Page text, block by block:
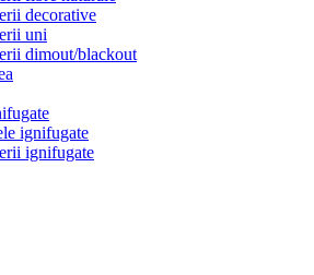
decorative
uni
dimout/blackout
ignifugate
ignifugate